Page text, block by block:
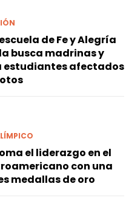
de Fe y Alegría
busca madrinas y
estudiantes afectados
el liderazgo en el
con una
medallas de oro